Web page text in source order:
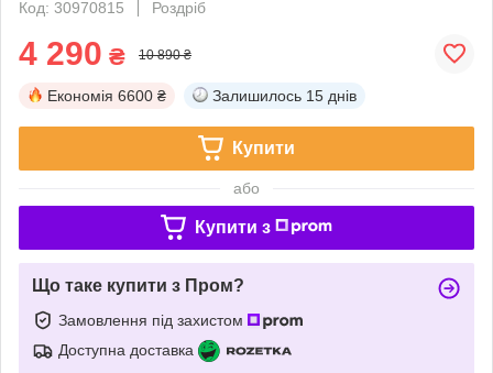
Код: 30970815
Роздріб
4 290 ₴ 10 890 ₴
Економія 6600 ₴ Залишилось 15 днів
Купити
або
Купити з
Що таке купити з Пром?
Замовлення під захистом
Доступна доставка